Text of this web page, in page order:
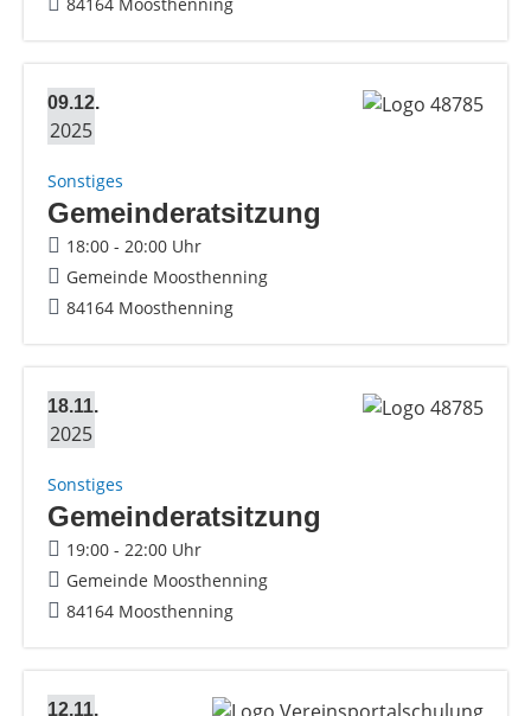
09.12.
2025
Sonstiges
Gemeinderatsitzung
18:00 - 20:00 Uhr
Gemeinde Moosthenning
84164 Moosthenning
18.11.
2025
Sonstiges
Gemeinderatsitzung
19:00 - 22:00 Uhr
Gemeinde Moosthenning
84164 Moosthenning
12.11.